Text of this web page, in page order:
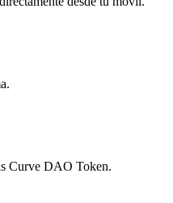
Curve DAO Token.